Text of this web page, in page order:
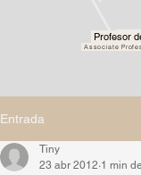
Profesor
Associate
Entrada
Tiny
23 abr 2012 1 min